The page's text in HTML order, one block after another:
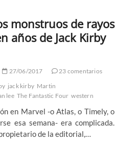
monstruos de rayos
años de Jack Kirby
27/06/2017
23 comentarios
jack kirby Martin
lee The Fantastic Four western
en Marvel -o Atlas, o Timely, o
esa semana- era complicada.
de la editorial,…